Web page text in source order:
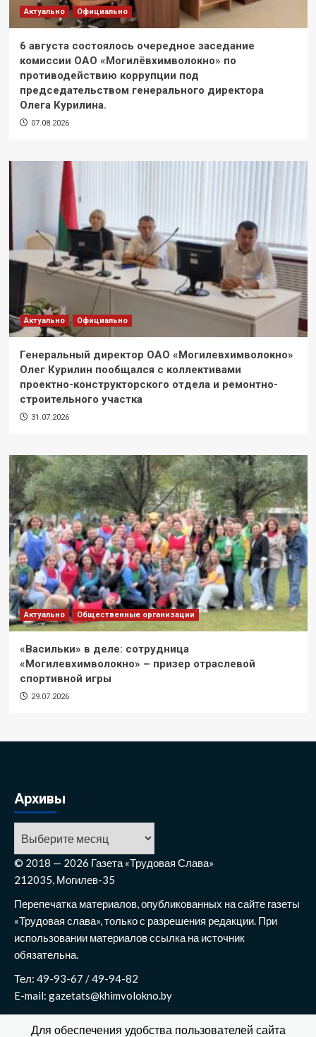
Актуально Официально
6 августа состоялось очередное заседание
комиссии ОАО «Могилёвхимволокно» по
противодействию коррупции под
председательством генерального директора
Олега Курилина.
07.08.2026
Актуально Официально
Генеральный директор ОАО «Могилевхимволокно»
Олег Курилин пообщался с коллективами
проектно-конструкторского отдела и ремонтно-
строительного участка
31.07.2026
Актуально Общественные организации
«Васильки» в деле: сотрудница
«Могилевхимволокно» – призер отраслевой
спортивной игры
29.07.2026
Архивы
© 2018 — 2026 Газета «Трудовая Слава»
212035, Могилев-35
Перепечатка материалов, опубликованных на сайте газеты
«Трудовая слава», только с разрешения редакции. При
использовании материалов ссылка на источник
обязательна.
Тел: 49-93-67 / 49-94-82
E-mail: gazetats@khimvolokno.by
Для обеспечения удобства пользователей сайта